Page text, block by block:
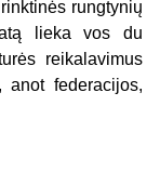
rungtynių
lieka vos du
reikalavimus
anot federacijos,